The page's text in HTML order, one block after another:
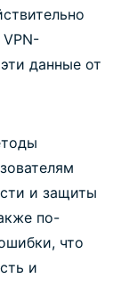
данные от
и защиты
по-
что
и